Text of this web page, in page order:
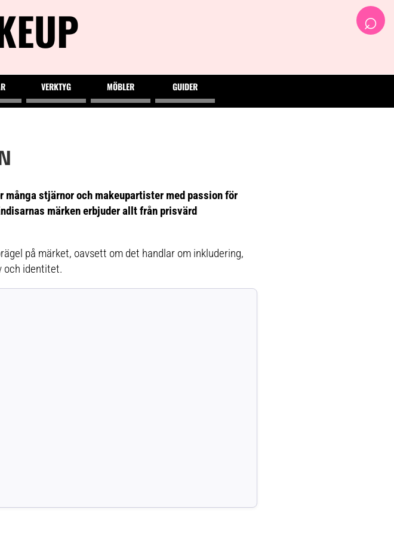
⌕
VERKTYG MÖBLER GUIDER
stjärnor och makeupartister med passion för
märken erbjuder allt från prisvärd
på märket, oavsett om det handlar om inkludering,
och identitet.